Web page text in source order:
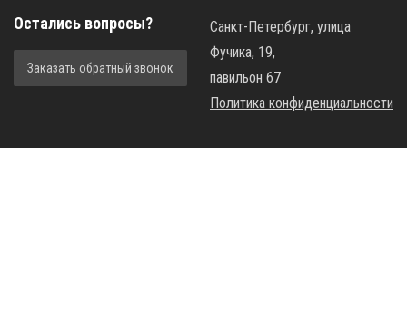
Остались вопросы?
Заказать обратный звонок
Санкт-Петербург, улица
Фучика, 19,
павильон 67
Политика конфиденциальности